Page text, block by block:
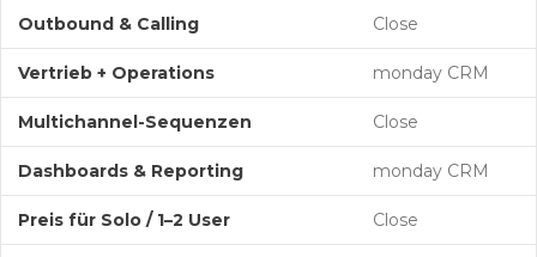
Outbound & Calling Close
Vertrieb + Operations monday CRM
Multichannel-Sequenzen Close
Dashboards & Reporting monday CRM
Preis für Solo / 1–2 User Close